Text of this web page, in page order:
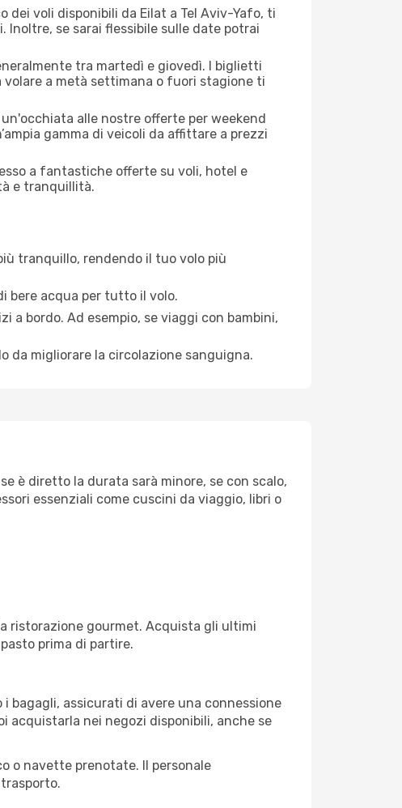
voli disponibili da Eilat a Tel Aviv-Yafo, ti
se sarai flessibile sulle date potrai
tra martedì e giovedì. I biglietti
volare a metà settimana o fuori stagione ti
alle nostre offerte per weekend
gamma di veicoli da affittare a prezzi
a fantastiche offerte su voli, hotel e
e tranquillità.
tranquillo, rendendo il tuo volo più
bere acqua per tutto il volo.
a bordo. Ad esempio, se viaggi con bambini,
da migliorare la circolazione sanguigna.
è diretto la durata sarà minore, se con scalo,
essenziali come cuscini da viaggio, libri o
ristorazione gourmet. Acquista gli ultimi
prima di partire.
bagagli, assicurati di avere una connessione
acquistarla nei negozi disponibili, anche se
o navette prenotate. Il personale